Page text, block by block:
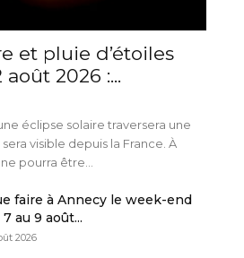
et pluie d’étoiles
2026 :...
éclipse solaire traversera une
visible depuis la France. À
pourra être...
faire à Annecy le week-end
au 9 août...
2026